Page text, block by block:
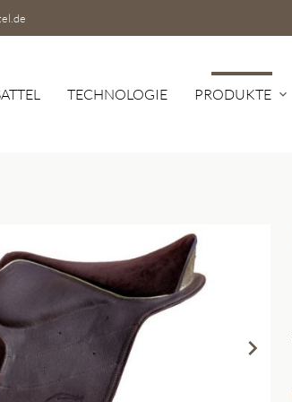
TECHNOLOGIE PRODUKTE expand_more
chevron_right